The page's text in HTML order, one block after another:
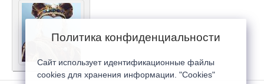
Политика конфиденциальности
Сайт использует идентификационные файлы
cookies для хранения информации. "Cookies"